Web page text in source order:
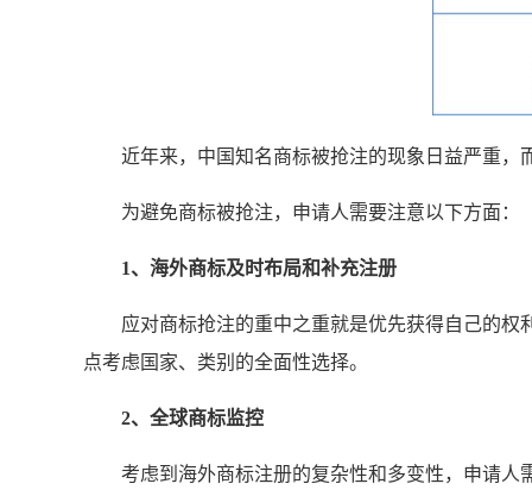
近年来，中国知名商标被抢注的现象日益严重，
为避免商标被抢注，申请人需要注意以下方面：
1、海外商标及时布局和补充注册
应对商标抢注的重中之重就是优先获得自己的
点考虑国家、类别的全面性选择。
2、全球商标监控
考虑到海外商标注册的复杂性和多变性，申请